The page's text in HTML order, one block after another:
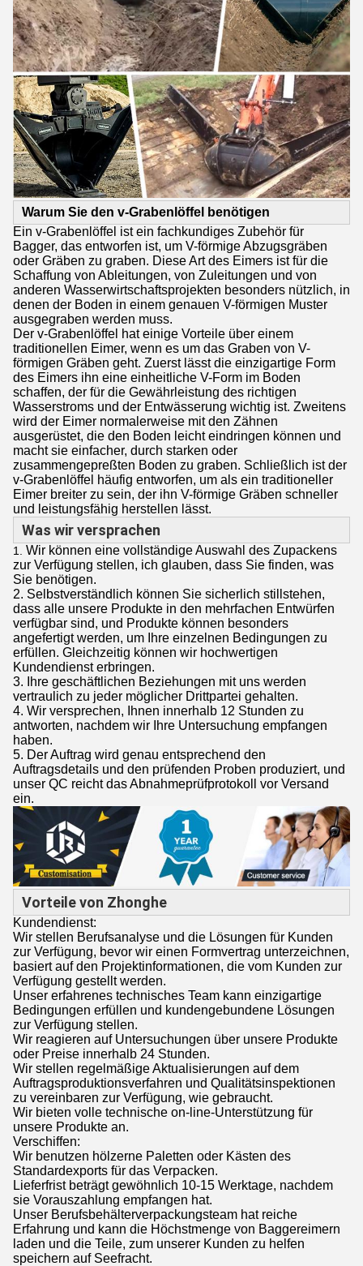
Warum Sie den v-Grabenlöffel benötigen
Ein v-Grabenlöffel ist ein fachkundiges Zubehör für
Bagger, das entworfen ist, um V-förmige Abzugsgräben
oder Gräben zu graben. Diese Art des Eimers ist für die
Schaffung von Ableitungen, von Zuleitungen und von
anderen Wasserwirtschaftsprojekten besonders nützlich, in
denen der Boden in einem genauen V-förmigen Muster
ausgegraben werden muss.
Der v-Grabenlöffel hat einige Vorteile über einem
traditionellen Eimer, wenn es um das Graben von V-
förmigen Gräben geht. Zuerst lässt die einzigartige Form
des Eimers ihn eine einheitliche V-Form im Boden
schaffen, der für die Gewährleistung des richtigen
Wasserstroms und der Entwässerung wichtig ist. Zweitens
wird der Eimer normalerweise mit den Zähnen
ausgerüstet, die den Boden leicht eindringen können und
macht sie einfacher, durch starken oder
zusammengepreßten Boden zu graben. Schließlich ist der
v-Grabenlöffel häufig entworfen, um als ein traditioneller
Eimer breiter zu sein, der ihn V-förmige Gräben schneller
und leistungsfähig herstellen lässt.
Was wir versprachen
1. Wir können eine vollständige Auswahl des Zupackens
zur Verfügung stellen, ich glauben, dass Sie finden, was
Sie benötigen.
2. Selbstverständlich können Sie sicherlich stillstehen,
dass alle unsere Produkte in den mehrfachen Entwürfen
verfügbar sind, und Produkte können besonders
angefertigt werden, um Ihre einzelnen Bedingungen zu
erfüllen. Gleichzeitig können wir hochwertigen
Kundendienst erbringen.
3. Ihre geschäftlichen Beziehungen mit uns werden
vertraulich zu jeder möglicher Drittpartei gehalten.
4. Wir versprechen, Ihnen innerhalb 12 Stunden zu
antworten, nachdem wir Ihre Untersuchung empfangen
haben.
5. Der Auftrag wird genau entsprechend den
Auftragsdetails und den prüfenden Proben produziert, und
unser QC reicht das Abnahmeprüfprotokoll vor Versand
ein.
Vorteile von Zhonghe
Kundendienst:
Wir stellen Berufsanalyse und die Lösungen für Kunden
zur Verfügung, bevor wir einen Formvertrag unterzeichnen,
basiert auf den Projektinformationen, die vom Kunden zur
Verfügung gestellt werden.
Unser erfahrenes technisches Team kann einzigartige
Bedingungen erfüllen und kundengebundene Lösungen
zur Verfügung stellen.
Wir reagieren auf Untersuchungen über unsere Produkte
oder Preise innerhalb 24 Stunden.
Wir stellen regelmäßige Aktualisierungen auf dem
Auftragsproduktionsverfahren und Qualitätsinspektionen
zu vereinbaren zur Verfügung, wie gebraucht.
Wir bieten volle technische on-line-Unterstützung für
unsere Produkte an.
Verschiffen:
Wir benutzen hölzerne Paletten oder Kästen des
Standardexports für das Verpacken.
Lieferfrist beträgt gewöhnlich 10-15 Werktage, nachdem
sie Vorauszahlung empfangen hat.
Unser Berufsbehälterverpackungsteam hat reiche
Erfahrung und kann die Höchstmenge von Baggereimern
laden und die Teile, zum unserer Kunden zu helfen
speichern auf Seefracht.